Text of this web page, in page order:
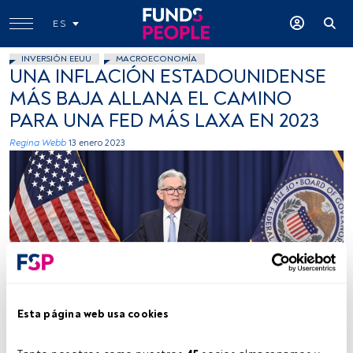
Esta página web usa cookies
ES
INVERSIÓN EEUU MACROECONOMÍA
UNA INFLACIÓN ESTADOUNIDENSE
MÁS BAJA ALLANA EL CAMINO
PARA UNA FED MÁS LAXA EN 2023
Regina Webb 13 enero 2023
Tiempo lectura: